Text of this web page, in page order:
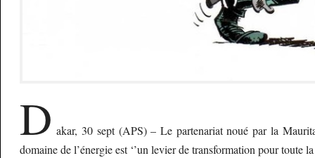
D akar, 30 sept (APS) – Le partenariat noué par la
domaine de l’énergie est ‘’un levier de transformation pour toute